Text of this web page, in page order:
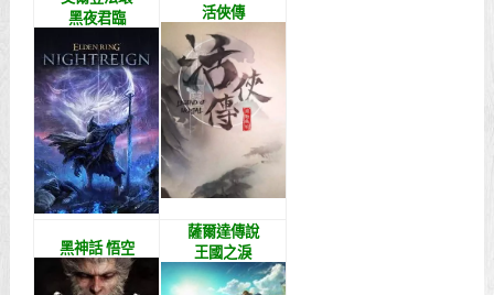
黑夜君臨
活俠傳
黑神話 悟空
薩爾達傳說
王國之淚